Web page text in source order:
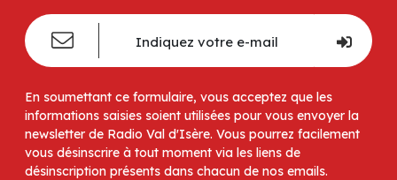
En soumettant ce formulaire, vous acceptez que les
informations saisies soient utilisées pour vous envoyer la
newsletter de Radio Val d'Isère. Vous pourrez facilement
vous désinscrire à tout moment via les liens de
désinscription présents dans chacun de nos emails.